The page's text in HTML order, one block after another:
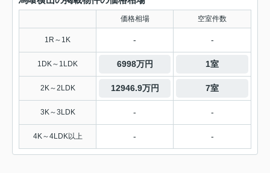
価格相場 空室件数
1R～1K - -
1DK～1LDK 6998万円 1室
2K～2LDK 12946.9万円 7室
3K～3LDK - -
4K～4LDK以上 - -